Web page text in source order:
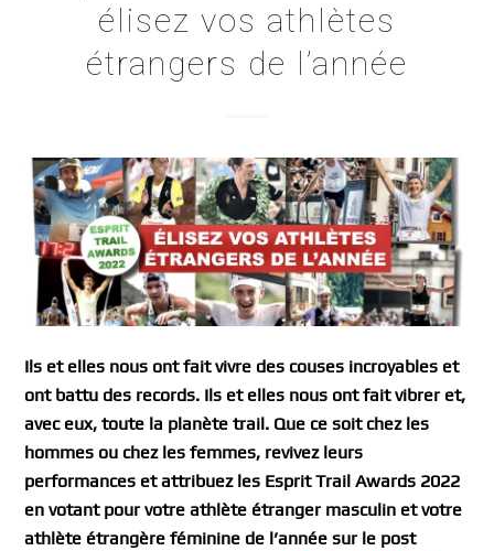
élisez vos athlètes
étrangers de l’année
Ils et elles nous ont fait vivre des couses incroyables et
ont battu des records. Ils et elles nous ont fait vibrer et,
avec eux, toute la planète trail. Que ce soit chez les
hommes ou chez les femmes, revivez leurs
performances et attribuez les Esprit Trail Awards 2022
en votant pour votre athlète étranger masculin et votre
athlète étrangère féminine de l’année sur le post